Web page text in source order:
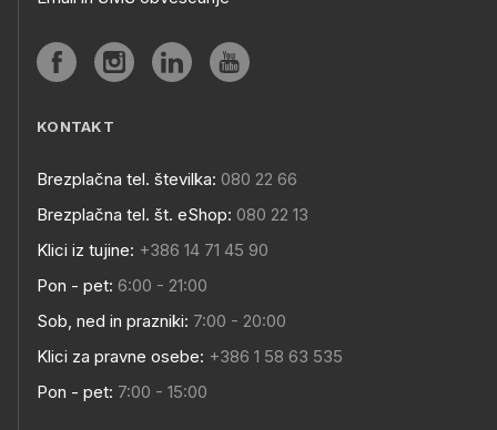
KONTAKT
Brezplačna tel. številka: 080 22 66
Brezplačna tel. št. eShop: 080 22 13
Klici iz tujine: +386 14 71 45 90
Pon - pet: 6:00 - 21:00
Sob, ned in prazniki: 7:00 - 20:00
Klici za pravne osebe: +386 1 58 63 535
Pon - pet: 7:00 - 15:00